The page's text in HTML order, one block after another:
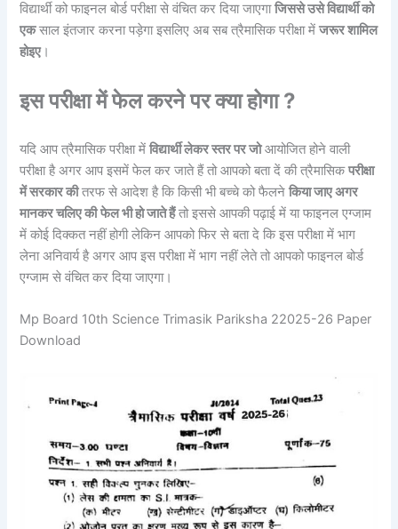
विद्यार्थी को फाइनल बोर्ड परीक्षा से वंचित कर दिया जाएगाजिससे उसे विद्यार्थी को
एकसाल इंतजार करना पड़ेगा इसलिए अब सब त्रैमासिक परीक्षा मेंजरूर शामिल
होइए।
इस परीक्षा में फेल करने पर क्या होगा ?
यदि आप त्रैमासिक परीक्षा मेंविद्यार्थी लेकर स्तर पर जोआयोजित होने वाली
परीक्षा है अगर आप इसमें फेल कर जाते हैं तो आपको बता दें की त्रैमासिकपरीक्षा
में सरकार कीतरफ से आदेश है कि किसी भी बच्चे को फैलनेकिया जाए अगर
मानकर चलिए की फेल भी हो जाते हैंतो इससे आपकी पढ़ाई में या फाइनल एग्जाम
में कोई दिक्कत नहीं होगी लेकिन आपको फिर से बता दे कि इस परीक्षा में भाग
लेना अनिवार्य है अगर आप इस परीक्षा में भाग नहीं लेते तो आपको फाइनल बोर्ड
एग्जाम से वंचित कर दिया जाएगा।
Mp Board 10th Science Trimasik Pariksha 22025-26 Paper
Download